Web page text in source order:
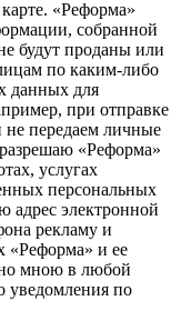
«Реформа»
собранной
будут проданы или
по каким-либо
данных для
при отправке
передаем личные
«Реформа»
услугах
персональных
адрес электронной
рекламу и
«Реформа» и ее
мною в любой
уведомления по